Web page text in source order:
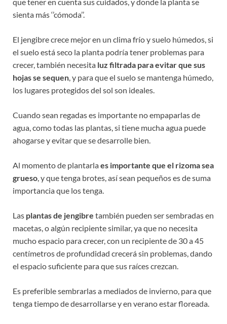
sienta más ‘’cómoda’’.
El jengibre crece mejor en un clima frío y suelo húmedos, si
el suelo está seco la planta podría tener problemas para
crecer, también necesita luz filtrada para evitar que sus
hojas se sequen , y para que el suelo se mantenga húmedo,
los lugares protegidos del sol son ideales.
Cuando sean regadas es importante no empaparlas de
agua, como todas las plantas, si tiene mucha agua puede
ahogarse y evitar que se desarrolle bien.
Al momento de plantarlaes importante que el rizoma sea
grueso , y que tenga brotes, así sean pequeños es de suma
importancia que los tenga.
Las plantas de jengibre también pueden ser sembradas en
macetas, o algún recipiente similar, ya que no necesita
mucho espacio para crecer, con un recipiente de 30 a 45
centímetros de profundidad crecerá sin problemas, dando
el espacio suficiente para que sus raíces crezcan.
Es preferible sembrarlas a mediados de invierno, para que
tenga tiempo de desarrollarse y en verano estar floreada.